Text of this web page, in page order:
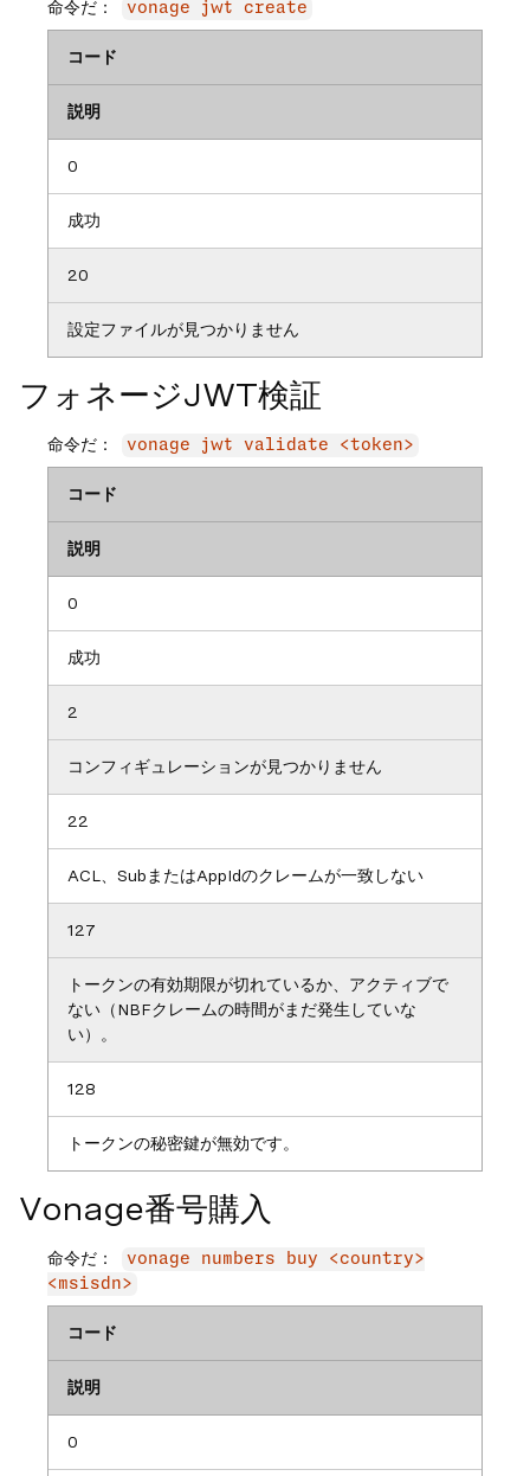
命令だ： vonage jwt create
コード
説明
0
成功
20
設定ファイルが見つかりません
フォネージJWT検証
命令だ： vonage jwt validate <token>
コード
説明
0
成功
2
コンフィギュレーションが見つかりません
22
ACL、SubまたはAppIdのクレームが一致しない
127
トークンの有効期限が切れているか、アクティブで
ない（NBFクレームの時間がまだ発生していな
い）。
128
トークンの秘密鍵が無効です。
Vonage番号購入
命令だ：
vonage numbers buy <country>
<msisdn>
コード
説明
0